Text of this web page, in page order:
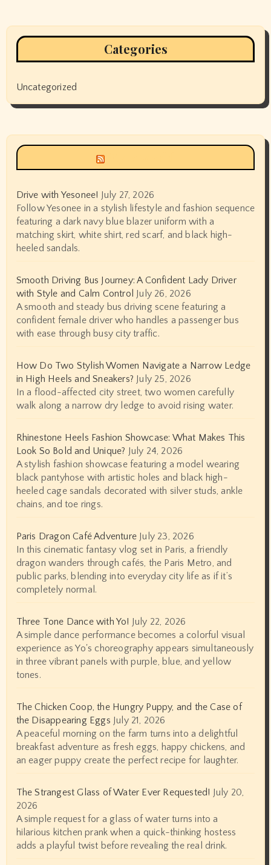
Categories
Uncategorized
Drive with Yesonee! July 27, 2026
Follow Yesonee in a stylish lifestyle and fashion sequence
featuring a dark navy blue blazer uniform with a
matching skirt, white shirt, red scarf, and black high-
heeled sandals.
Smooth Driving Bus Journey: A Confident Lady Driver
with Style and Calm Control July 26, 2026
A smooth and steady bus driving scene featuring a
confident female driver who handles a passenger bus
with ease through busy city traffic.
How Do Two Stylish Women Navigate a Narrow Ledge
in High Heels and Sneakers? July 25, 2026
In a flood-affected city street, two women carefully
walk along a narrow dry ledge to avoid rising water.
Rhinestone Heels Fashion Showcase: What Makes This
Look So Bold and Unique? July 24, 2026
A stylish fashion showcase featuring a model wearing
black pantyhose with artistic holes and black high-
heeled cage sandals decorated with silver studs, ankle
chains, and toe rings.
Paris Dragon Café Adventure July 23, 2026
In this cinematic fantasy vlog set in Paris, a friendly
dragon wanders through cafés, the Paris Metro, and
public parks, blending into everyday city life as if it’s
completely normal.
Three Tone Dance with Yo! July 22, 2026
A simple dance performance becomes a colorful visual
experience as Yo's choreography appears simultaneously
in three vibrant panels with purple, blue, and yellow
tones.
The Chicken Coop, the Hungry Puppy, and the Case of
the Disappearing Eggs July 21, 2026
A peaceful morning on the farm turns into a delightful
breakfast adventure as fresh eggs, happy chickens, and
an eager puppy create the perfect recipe for laughter.
The Strangest Glass of Water Ever Requested! July 20,
2026
A simple request for a glass of water turns into a
hilarious kitchen prank when a quick-thinking hostess
adds a playful twist before revealing the real drink.